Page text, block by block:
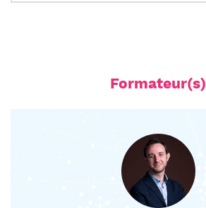
Formateur(s)